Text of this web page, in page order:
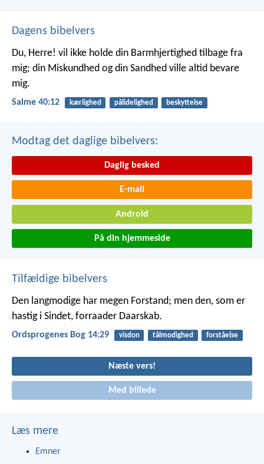
Dagens bibelvers
Du, Herre! vil ikke holde din Barmhjertighed tilbage fra
mig; din Miskundhed og din Sandhed ville altid bevare
mig.
Salme 40:12 kærlighed pålidelighed beskyttelse
Modtag det daglige bibelvers:
Daglig besked
E-mail
Android
På din hjemmeside
Tilfældige bibelvers
Den langmodige har megen Forstand; men den, som er
hastig i Sindet, forraader Daarskab.
Ordsprogenes Bog 14:29 visdon tålmodighed forståelse
Næste vers!
Med billede
Læs mere
Emner